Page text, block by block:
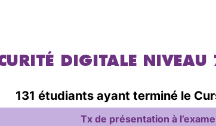
DIGITALE
131 étudiants ayant terminé le
Tx de présentation à